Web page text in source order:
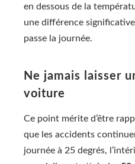
en dessous de la
une différence
passe la journée.
Ne jamais laisser
voiture
Ce point mérite d’être
que les accidents
journée à 25 degrés,